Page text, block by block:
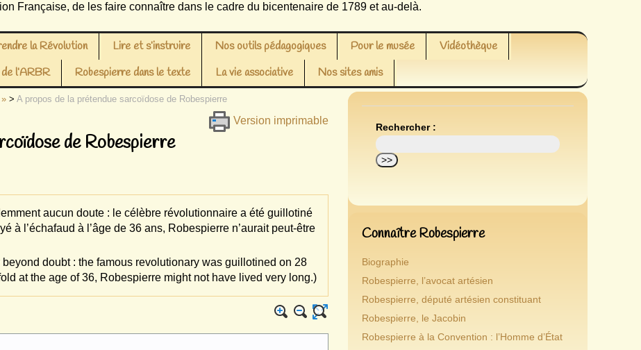
Française, de les faire connaître dans le cadre du bicentenaire de 1789 et au-delà.
la Révolution Lire et s’instruire Nos outils pédagogiques Pour le musée
Vidéothèque
l’ARBR Robespierre dans le texte La vie associative Nos sites amis
>A propos de la prétendue sarcoïdose de Robespierre
Version imprimable
de Robespierre
aucun doute : le célèbre révolutionnaire a été guillotiné
à l’échafaud à l’âge de 36 ans, Robespierre n’aurait peut-être
doubt : the famous revolutionary was guillotined on 28
at the age of 36, Robespierre might not have lived very long.)
Rechercher :
Connaître Robespierre
Biographie
Robespierre, l’avocat artésien
Robespierre, député artésien constituant
Robespierre, le Jacobin
Robespierre à la Convention : l’Homme d’État